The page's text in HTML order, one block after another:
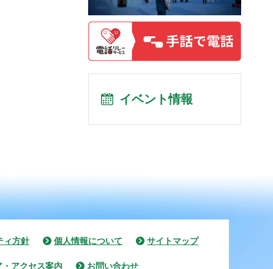
イベント情報
ィ方針 個人情報について サイトマップ
・アクセス案内 お問い合わせ